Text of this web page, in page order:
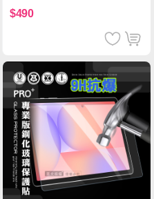
機/平板/筆電
$490